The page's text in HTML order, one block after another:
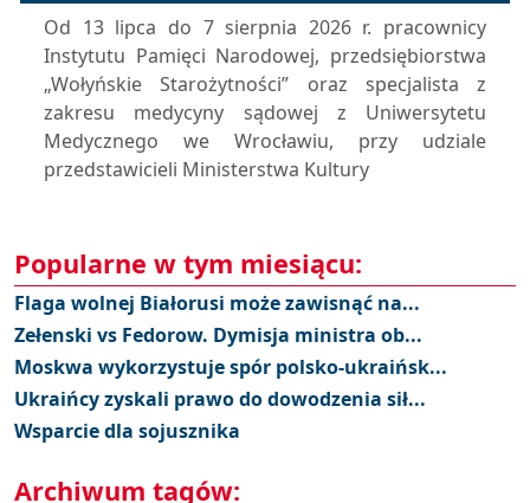
Od 13 lipca do 7 sierpnia 2026 r. pracownicy
Instytutu Pamięci Narodowej, przedsiębiorstwa
„Wołyńskie Starożytności” oraz specjalista z
zakresu medycyny sądowej z Uniwersytetu
Medycznego we Wrocławiu, przy udziale
przedstawicieli Ministerstwa Kultury
Popularne w tym miesiącu:
Flaga wolnej Białorusi może zawisnąć na...
Zełenski vs Fedorow. Dymisja ministra ob...
Moskwa wykorzystuje spór polsko-ukraińsk...
Ukraińcy zyskali prawo do dowodzenia sił...
Wsparcie dla sojusznika
Archiwum tagów: